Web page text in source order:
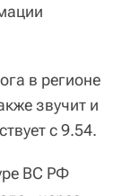
в регионе
звучит и
с 9.54.
ВС РФ